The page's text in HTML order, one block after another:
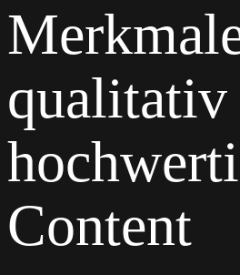
qualitativ
Content